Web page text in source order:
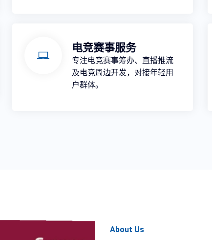
电竞赛事服务
专注电竞赛事筹办、直播推流
及电竞周边开发，对接年轻用
户群体。
About Us